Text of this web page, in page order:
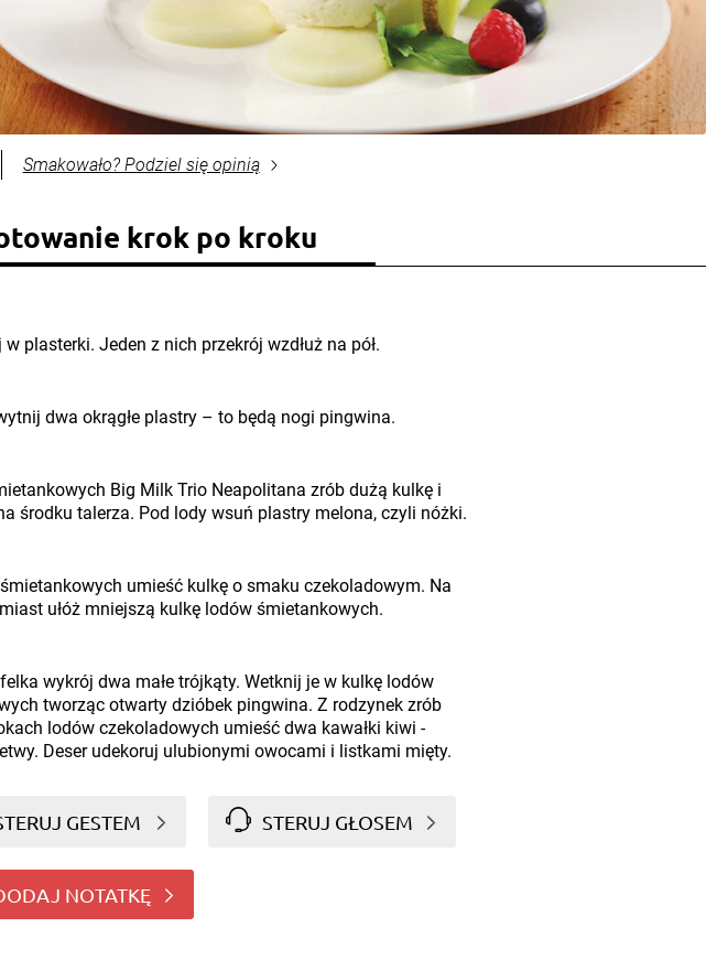
Smakowało? Podziel się opinią
krok po kroku
plasterki. Jeden z nich przekrój wzdłuż na pół.
dwa okrągłe plastry – to będą nogi pingwina.
Big Milk Trio Neapolitana zrób dużą kulkę i
środku talerza. Pod lody wsuń plastry melona, czyli nóżki.
umieść kulkę o smaku czekoladowym. Na
ułóż mniejszą kulkę lodów śmietankowych.
wykrój dwa małe trójkąty. Wetknij je w kulkę lodów
tworząc otwarty dzióbek pingwina. Z rodzynek zrób
lodów czekoladowych umieść dwa kawałki kiwi -
Deser udekoruj ulubionymi owocami i listkami mięty.
GESTEM STERUJ GŁOSEM
NOTATKĘ